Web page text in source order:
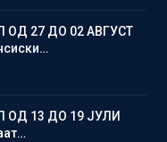
ОД 27 ДО 02 АВГУСТ
ОД 13 ДО 19 ЈУЛИ